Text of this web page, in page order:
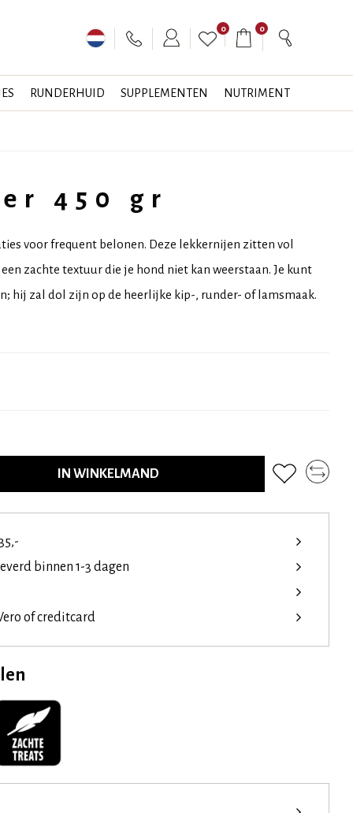
0 0
RUNDERHUID SUPPLEMENTEN NUTRIMENT
450 gr
voor frequent belonen. Deze lekkernijen zitten vol
zachte textuur die je hond niet kan weerstaan. Je kunt
hij zal dol zijn op de heerlijke kip-, runder- of lamsmaak.
IN WINKELMAND
binnen 1-3 dagen
of creditcard